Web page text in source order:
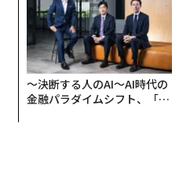
〜決断する人のAI〜AI時代の
金融パラダイムシフト、「超